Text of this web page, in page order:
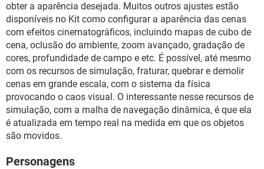
obter a aparência desejada. Muitos outros ajustes estão
disponíveis no Kit como configurar a aparência das cenas
com efeitos cinematográficos, incluindo mapas de cubo de
cena, oclusão do ambiente, zoom avançado, gradação de
cores, profundidade de campo e etc. É possível, até mesmo
com os recursos de simulação, fraturar, quebrar e demolir
cenas em grande escala, com o sistema da física
provocando o caos visual. O interessante nesse recursos de
simulação, com a malha de navegação dinâmica, é que ela
é atualizada em tempo real na medida em que os objetos
são movidos.
Personagens